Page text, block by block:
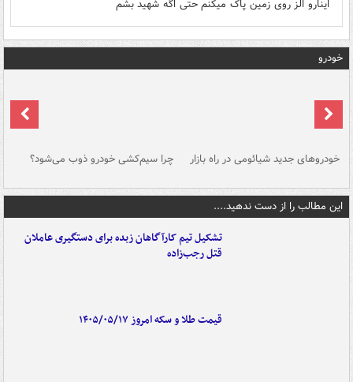
اینارو الز روی زمین پاک میکنم حتی اگه شهید بشم
خودرو
خودروهای جدید شیائومی در راه بازار چرا سیم‌کشی خودرو ذوب می‌شود؟
این مطالب را از دست ندهید....
تشکیل تیم کارآگاهان زبده برای دستگیری عاملان
قتل رجب‌زاده
قیمت طلا و سکه امروز ۱۴۰۵/۰۵/۱۷